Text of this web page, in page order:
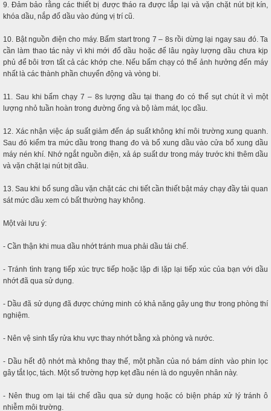
9. Đảm bảo rằng các thiết bị được tháo ra được lắp lại và vặn chặt nút bịt kín,
khóa dầu, nắp đổ dầu vào đúng vị trí cũ.
10. Bật nguồn điện cho máy. Bấm start trong 7 – 8s rồi dừng lại ngay sau đó. Ta
cần làm thao tác này vì khi mới đổ dầu hoặc để lâu ngày lượng dầu chưa kịp
phủ để bôi trơn tất cả các khớp che. Nếu bấm chạy có thể ảnh hưởng đến máy
nhất là các thành phần chuyển động và vòng bi.
11. Sau khi bấm chạy 7 – 8s lượng dầu tại thang đo có thể sụt chút ít vì một
lượng nhỏ tuần hoàn trong đường ống và bộ làm mát, lọc dầu.
12. Xác nhận việc áp suất giảm đến áp suất không khí môi trường xung quanh.
Sau đó kiểm tra mức dầu trong thang đo và bổ xung dầu vào cửa bổ xung dầu
máy nén khí. Nhớ ngắt nguồn điện, xả áp suất dư trong máy trước khi thêm dầu
và vặn chặt lại nút bịt dầu.
13. Sau khi bổ sung dầu vặn chặt các chi tiết cần thiết bật máy chạy đầy tải quan
sát mức dầu xem có bất thường hay không.
Một vài lưu ý:
- Cần thận khi mua dầu nhớt tránh mua phải dầu tái chế.
- Tránh tình trạng tiếp xúc trực tiếp hoặc lặp đi lặp lại tiếp xúc của bạn với dầu
nhớt đã qua sử dụng.
- Dầu đã sử dụng đã được chứng minh có khả năng gây ung thư trong phòng thí
nghiệm.
- Nên vệ sinh tẩy rửa khu vực thay nhớt bằng xà phòng và nước.
- Dầu hết độ nhớt mà không thay thế, một phần của nó bám dính vào phin lọc
gây tắt lọc, tách. Một số trường hợp kẹt đầu nén là do nguyên nhân này.
- Nên thug om lại tái chế dầu qua sử dụng hoặc có biện pháp xử lý tránh ô
nhiễm môi trường.